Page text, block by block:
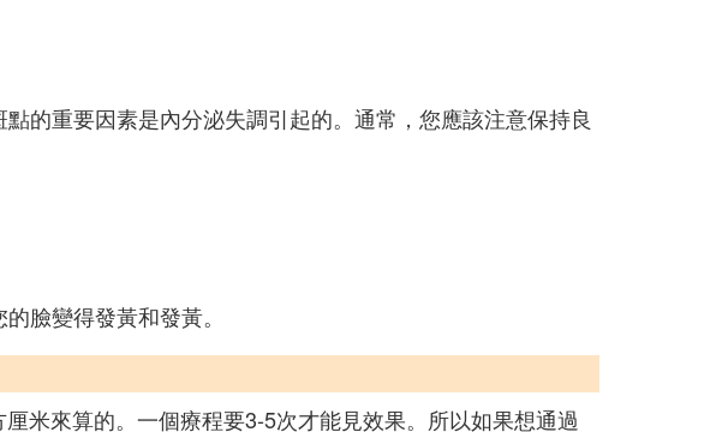
的重要因素是內分泌失調引起的。通常，您應該注意保持良
臉變得發黃和發黃。
米來算的。一個療程要3-5次才能見效果。所以如果想通過